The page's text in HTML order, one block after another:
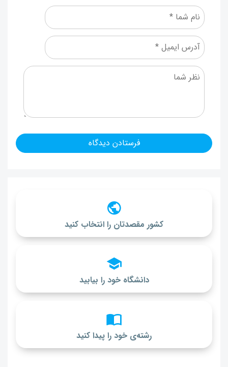
کشور مقصدتان را انتخاب کنید
دانشگاه خود را بیابید
رشته‌ی خود را پیدا کنید